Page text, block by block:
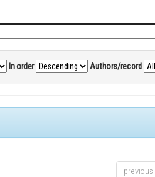
In order Authors/record
previous